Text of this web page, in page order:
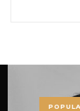
POPULAR